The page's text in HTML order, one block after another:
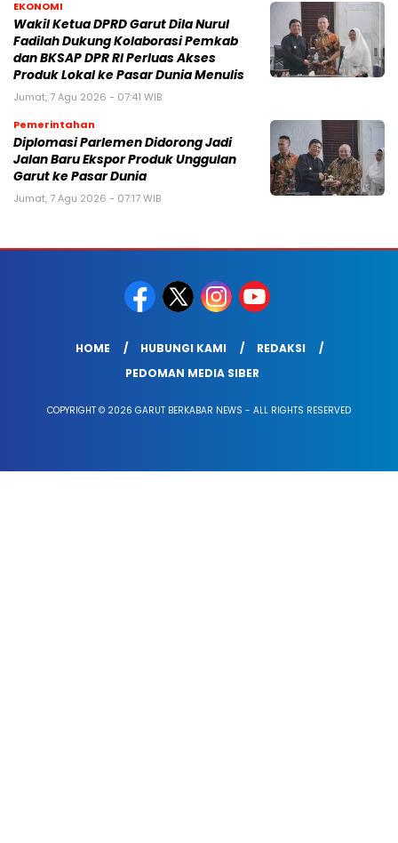
EKONOMI
Wakil Ketua DPRD Garut Dila Nurul
Fadilah Dukung Kolaborasi Pemkab
dan BKSAP DPR RI Perluas Akses
Produk Lokal ke Pasar Dunia Menulis
Jumat, 7 Agu 2026 - 07:41 WIB
Pemerintahan
Diplomasi Parlemen Didorong Jadi
Jalan Baru Ekspor Produk Unggulan
Garut ke Pasar Dunia
Jumat, 7 Agu 2026 - 07:17 WIB
HOME HUBUNGI KAMI
REDAKSI
PEDOMAN MEDIA SIBER
COPYRIGHT © 2026 GARUT BERKABAR NEWS - ALL RIGHTS RESERVED